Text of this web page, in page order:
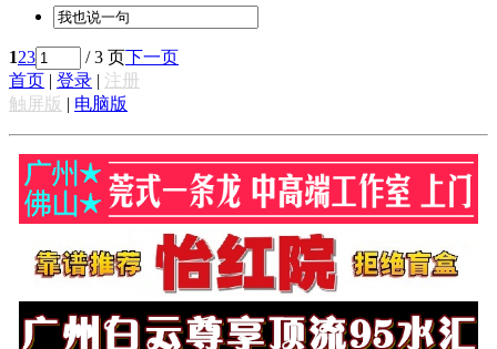
123 / 3 页下一页
首页 | 登录 | 注册
触屏版 | 电脑版